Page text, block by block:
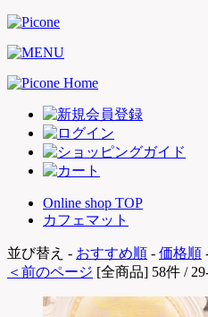
Online shop TOP
カフェマット
並び替え - おすすめ順 - 価格順
＜前のページ [全商品] 58件 /